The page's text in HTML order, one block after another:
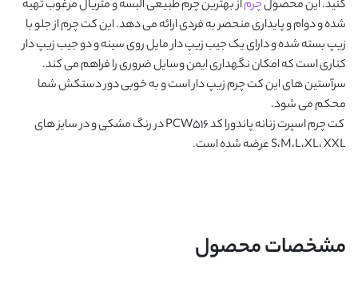
کنید. این محصولچرماز بهترین چرم طبیعی البسه و متریال مرغوب تهیه
شده و دوام و پایداری منحصر به فردی ارائه می دهد. این کت چرم از جلو با
زیپ بسته شده و دارای یک جیب زیپ دار مایل روی سینه و دو جیب زیپ دار
کناری است که امکان نگهداری ایمن وسایل ضروری را فراهم می کند.
سرآستین های این کت چرم زیپ دار است و به خوبی دور دستکش شما
محکم می شود.
کت چرم اسپرت زنانه پاندورا کد PCW516
در رنگ مشکی و در سایز های
S،M،L،XL، XXL عرضه شده است.
مشخصات محصول